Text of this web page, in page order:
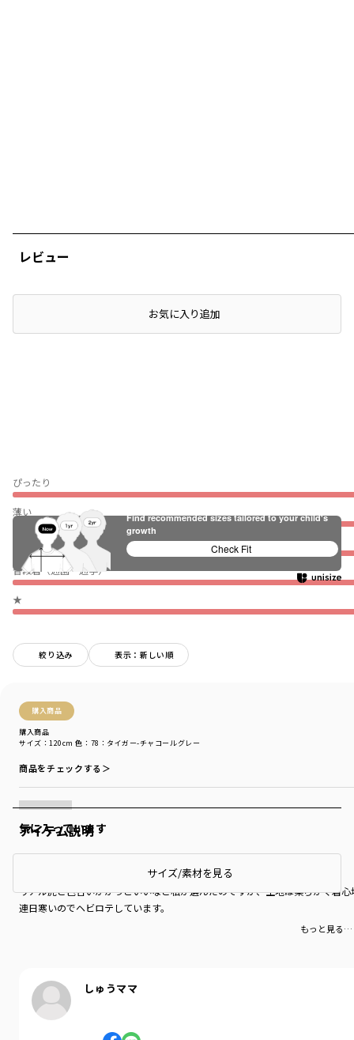
レビュー
ぴったり
薄い
伸びない
普段着（通園・通学）
★
絞り込み 表示：新しい順
購入商品
購入商品
サイズ：120cm 色：78：タイガー-チャコールグレー
商品をチェックする＞
気に入っています
113センチ18.5キロの年長さんの息子に120でぴったりです！
リアル虎と色合いがかっこいいなと私が選んだのですが、生地は柔らかく着
連日寒いのでヘビロテしています。
もっと見る…
しゅうママ
店頭在庫を確認するお気に入り追加
アイテム説明
サイズ/素材を見る
Find recommended sizes tailored to your child's
growth
Check Fit